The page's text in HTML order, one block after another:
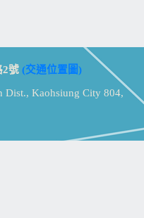
2號 (交通位置圖)
Dist., Kaohsiung City 804,